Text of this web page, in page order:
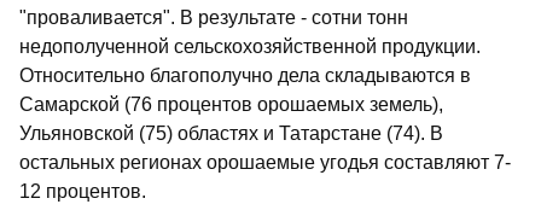
"проваливается". В результате - сотни тонн
недополученной сельскохозяйственной продукции.
Относительно благополучно дела складываются в
Самарской (76 процентов орошаемых земель),
Ульяновской (75) областях и Татарстане (74). В
остальных регионах орошаемые угодья составляют 7-
12 процентов.